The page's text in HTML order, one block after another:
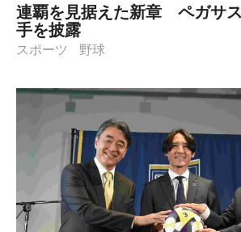
連覇を見据えた新章 ペガサ
手を披露
スポーツ 野球